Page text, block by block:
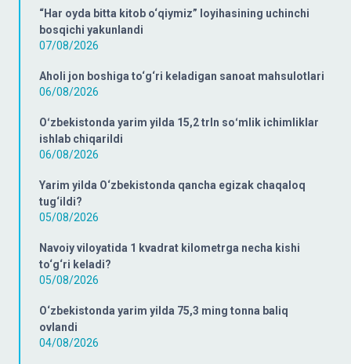
“Har oyda bitta kitob o‘qiymiz” loyihasining uchinchi
bosqichi yakunlandi
07/08/2026
Aholi jon boshiga to‘g‘ri keladigan sanoat mahsulotlari
06/08/2026
Oʻzbekistonda yarim yilda 15,2 trln soʻmlik ichimliklar
ishlab chiqarildi
06/08/2026
Yarim yilda O‘zbekistonda qancha egizak chaqaloq
tug‘ildi?
05/08/2026
Navoiy viloyatida 1 kvadrat kilometrga necha kishi
to‘g‘ri keladi?
05/08/2026
O‘zbekistonda yarim yilda 75,3 ming tonna baliq
ovlandi
04/08/2026